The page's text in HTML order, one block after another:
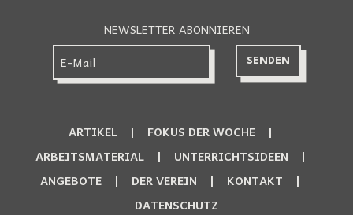
NEWSLETTER ABONNIEREN
ARTIKEL
FOKUS DER WOCHE
ARBEITSMATERIAL
UNTERRICHTSIDEEN
ANGEBOTE
DER VEREIN
KONTAKT
DATENSCHUTZ